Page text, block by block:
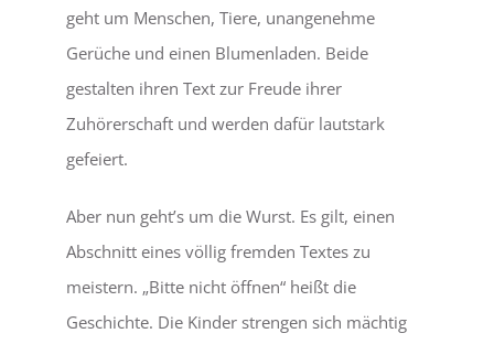
geht um Menschen, Tiere, unangenehme
Gerüche und einen Blumenladen. Beide
gestalten ihren Text zur Freude ihrer
Zuhörerschaft und werden dafür lautstark
gefeiert.
Aber nun geht’s um die Wurst. Es gilt, einen
Abschnitt eines völlig fremden Textes zu
meistern. „Bitte nicht öffnen“ heißt die
Geschichte. Die Kinder strengen sich mächtig